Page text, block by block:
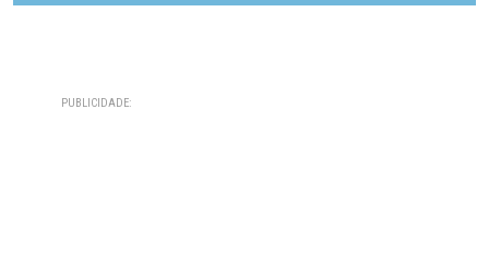
PUBLICIDADE: